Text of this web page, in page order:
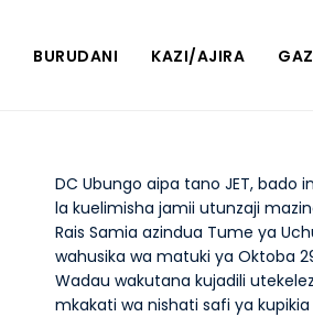
BURUDANI KAZI/AJIRA
DC Ubungo aipa tano JET, bado
la kuelimisha jamii utunzaji
Rais Samia azindua Tume ya
wahusika wa matuki ya Oktoba
Wadau wakutana kujadili
mkakati wa nishati safi ya kupikia